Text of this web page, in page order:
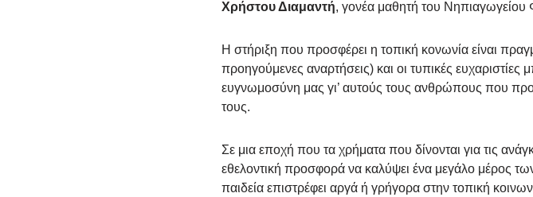
Χρήστου Διαμαντή, γονέα μαθητή του
Η στήριξη που προσφέρει η τοπική κονωνία είναι
προηγούμενες αναρτήσεις) και οι τυπικές
ευγνωμοσύνη μας γι’ αυτούς τους ανθρώπους που
τους.
Σε μια εποχή που τα χρήματα που δίνονται για τις
εθελοντική προσφορά να καλύψει ένα μεγάλο μέρος
παιδεία επιστρέφει αργά ή γρήγορα στην τοπική